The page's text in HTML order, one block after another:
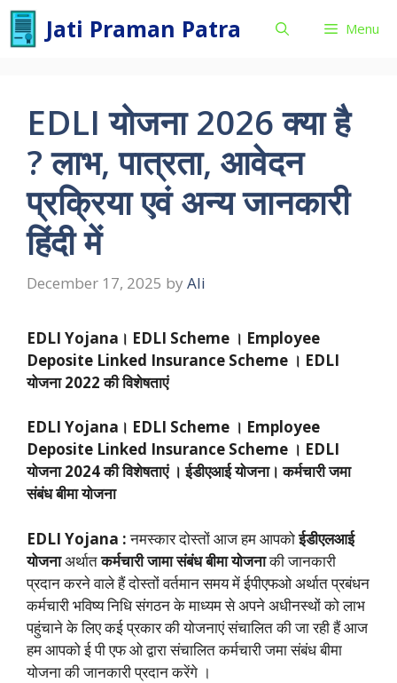
Skip
content
Jati Praman Patra Menu
EDLI योजना 2026 क्या है
? लाभ, पात्रता, आवेदन
प्रक्रिया एवं अन्य जानकारी
हिंदी में
December 17, 2025 by Ali
EDLI Yojana। EDLI Scheme । Employee
Deposite Linked Insurance Scheme । EDLI
योजना 2022 की विशेषताएं
EDLI Yojana। EDLI Scheme । Employee
Deposite Linked Insurance Scheme । EDLI
योजना 2024 की विशेषताएं । ईडीएआई योजना। कर्मचारी जमा
संबंध बीमा योजना
EDLI Yojana :नमस्कार दोस्तों आज हम आपकोईडीएलआई
योजनाअर्थातकर्मचारी जामा संबंध बीमा योजनाकी जानकारी
प्रदान करने वाले हैं दोस्तों वर्तमान समय में ईपीएफओ अर्थात प्रबंधन
कर्मचारी भविष्य निधि संगठन के माध्यम से अपने अधीनस्थों को लाभ
पहुंचाने के लिए कई प्रकार की योजनाएं संचालित की जा रही हैं आज
हम आपको ई पी एफ ओ द्वारा संचालित कर्मचारी जमा संबंध बीमा
योजना की जानकारी प्रदान करेंगे ।